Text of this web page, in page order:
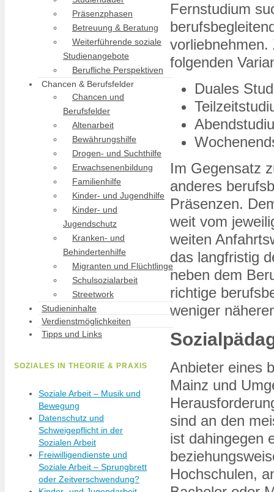
Fernstudium
vorliebnehmen.
folgenden
Duales
Im Gegensatz
anderes
Präsenzen.
weit vom
weiten
das langfristig
neben dem
richtige
weniger
Anbieter eines
Mainz und
sind an den
ist dahingegen
Hochschulen,
Präsenzphasen
Betreuung & Beratung
Weiterführende soziale
Studienangebote
Berufliche Perspektiven
Chancen & Berufsfelder
Chancen und
Berufsfelder
Altenarbeit
Bewährungshilfe
Drogen- und Suchthilfe
Erwachsenenbildung
Familienhilfe
Kinder- und Jugendhilfe
Kinder- und
Jugendschutz
Kranken- und
Behindertenhilfe
Migranten und Flüchtlinge
Schulsozialarbeit
Streetwork
Studieninhalte
Verdienstmöglichkeiten
Tipps und Links
SOZIALES IN THEORIE & PRAXIS
Soziale Arbeit – Musik und
Bewegung
Datenschutz und
Schweigepflicht in der
Sozialen Arbeit
Freiwilligendienste und
Soziale Arbeit – Sprungbrett
oder Zeitverschwendung?